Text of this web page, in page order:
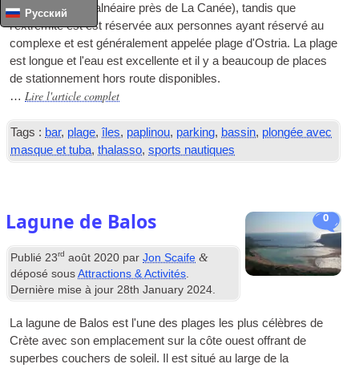
Русский
avec la station balnéaire près de La Canée), tandis que
l'extrémité est est réservée aux personnes ayant réservé au
complexe et est généralement appelée plage d'Ostria. La plage
est longue et l'eau est excellente et il y a beaucoup de places
de stationnement hors route disponibles.
… Lire l'article complet
Tags : bar, plage,îles, paplinou, parking, bassin, plongée avec
masque et tuba,thalasso,sports nautiques
0
Lagune de Balos
Publié 23rd août 2020 parJon Scaife &
déposé sousAttractions & Activités
Dernière mise à jour 28th January 2024
La lagune de Balos est l'une des plages les plus célèbres de
Crète avec son emplacement sur la côte ouest offrant de
superbes couchers de soleil. Il est situé au large de la